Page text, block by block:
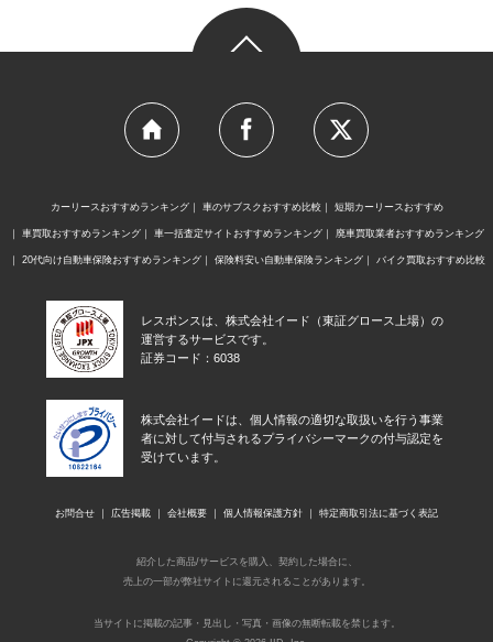
カーリースおすすめランキング 車のサブスクおすすめ比較 短期カーリースおすすめ
車買取おすすめランキング 車一括査定サイトおすすめランキング 廃車買取業者おすすめランキング
20代向け自動車保険おすすめランキング 保険料安い自動車保険ランキング バイク買取おすすめ比較
レスポンスは、株式会社イード（東証グロース上場）の
運営するサービスです。
証券コード：6038
株式会社イードは、個人情報の適切な取扱いを行う事業
者に対して付与されるプライバシーマークの付与認定を
受けています。
お問合せ 広告掲載 会社概要 個人情報保護方針 特定商取引法に基づく表記
紹介した商品/サービスを購入、契約した場合に、
売上の一部が弊社サイトに還元されることがあります。
当サイトに掲載の記事・見出し・写真・画像の無断転載を禁じます。